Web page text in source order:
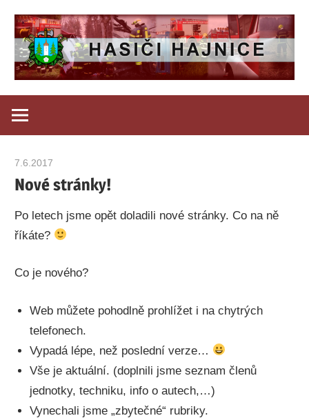
content
Hasiči
stránky
Hajnice
7.6.2017
Nové stránky!
Po letech jsme opět doladili nové stránky. Co na ně
říkáte?
Co je nového?
Web můžete pohodlně prohlížet i na chytrých
telefonech.
Vypadá lépe, než poslední verze…
Vše je aktuální. (doplnili jsme seznam členů
jednotky, techniku, info o autech,…)
Vynechali jsme „zbytečné“ rubriky.